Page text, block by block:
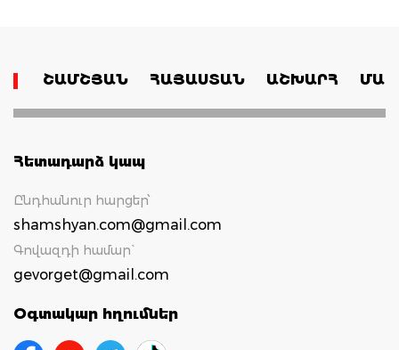
ՇԱՄՇՅԱՆ ՀԱՅԱՍՏԱՆ ԱՇԽԱՐՀ
Հետադարձ կապ
Ընդհանուր հարցեր՝
shamshyan.com@gmail.com
Գովազդի համար`
gevorget@gmail.com
Օգտակար հղումներ